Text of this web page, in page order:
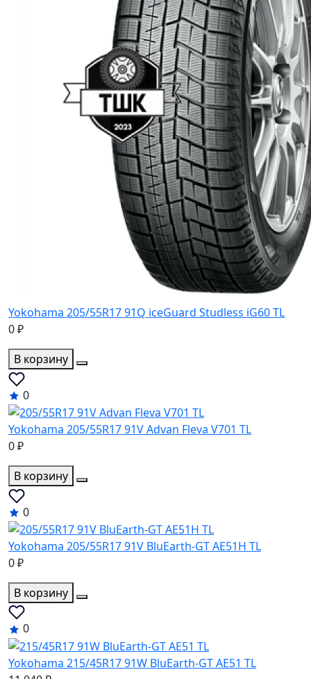
Yokohama 205/55R17 91Q iceGuard Studless iG60 TL
0 ₽
В корзину
0
Yokohama 205/55R17 91V Advan Fleva V701 TL
0 ₽
В корзину
0
Yokohama 205/55R17 91V BluEarth-GT AE51H TL
0 ₽
В корзину
0
Yokohama 215/45R17 91W BluEarth-GT AE51 TL